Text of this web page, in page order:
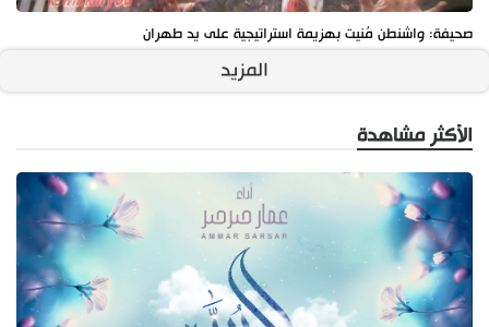
صحيفة: واشنطن مُنيت بهزيمة استراتيجية على يد طهران
المزيد
الأكثر مشاهدة